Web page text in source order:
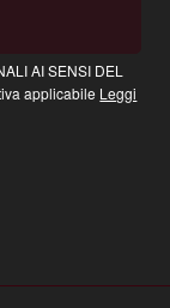
AI SENSI DEL
applicabile Leggi